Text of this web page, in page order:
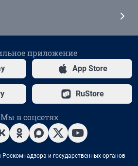
приложение
App Store
RuStore
Мы в соцсетях
и государственных органов